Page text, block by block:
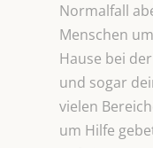
Normalfall
Menschen
Hause bei
und sogar
vielen
um Hilfe